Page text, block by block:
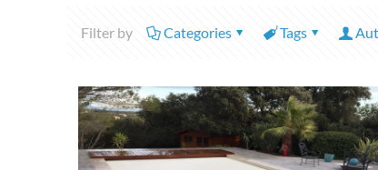
Filter by Categories Tags